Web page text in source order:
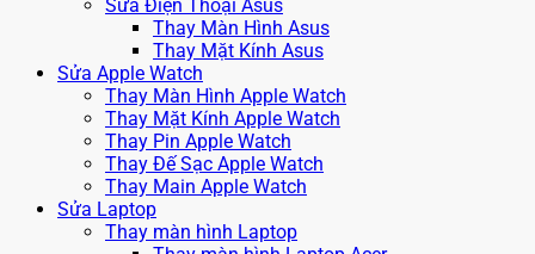
Sửa Điện Thoại Asus
Thay Màn Hình Asus
Thay Mặt Kính Asus
Sửa Apple Watch
Thay Màn Hình Apple Watch
Thay Mặt Kính Apple Watch
Thay Pin Apple Watch
Thay Đế Sạc Apple Watch
Thay Main Apple Watch
Sửa Laptop
Thay màn hình Laptop